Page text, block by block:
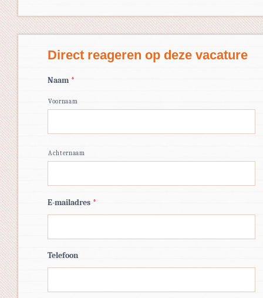
Direct reageren op deze vacature
Naam *
Voornaam
Achternaam
E-mailadres *
Telefoon